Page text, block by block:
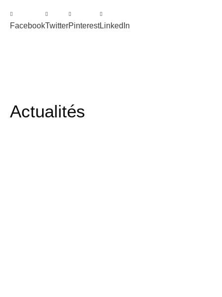
FacebookTwitterPinterestLinkedIn
Actualités